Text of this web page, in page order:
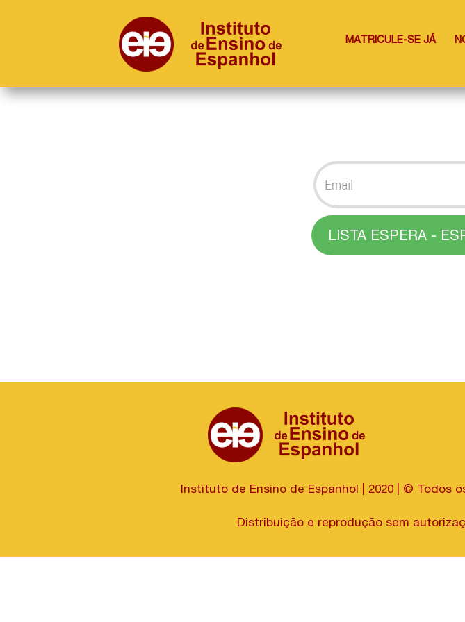
MATRICULE-SE JÁ
LISTA ESPERA -
Instituto de Ensino de Espanhol | 2020 | © Todos
Distribuição e reprodução sem